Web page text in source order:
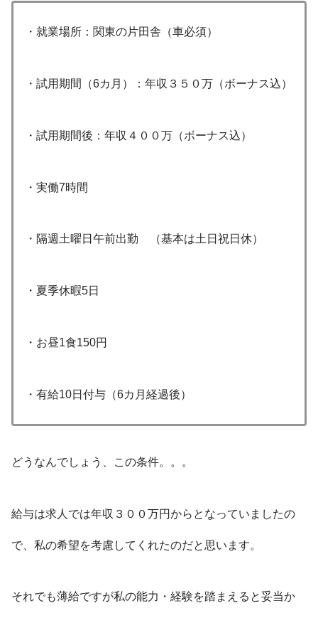
・就業場所：関東の片田舎（車必須）
・試用期間（6カ月）：年収３５０万（ボーナス込）
・試用期間後：年収４００万（ボーナス込）
・実働7時間
・隔週土曜日午前出勤 （基本は土日祝日休）
・夏季休暇5日
・お昼1食150円
・有給10日付与（6カ月経過後）
どうなんでしょう、この条件。。。
給与は求人では年収３００万円からとなっていましたの
で、私の希望を考慮してくれたのだと思います。
それでも薄給ですが私の能力・経験を踏まえると妥当か